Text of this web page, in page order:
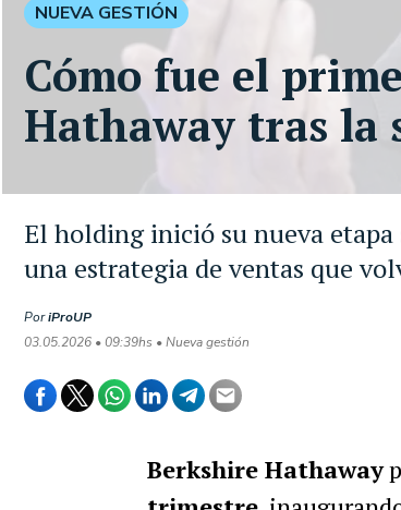
El holding inició su nueva
una estrategia de ventas que
PoriProUP
03.05.2026 • 09:39hs • Nueva gestión
NUEVA GESTIÓN
Cómo fue el
Hathaway tras la
Berkshire Hathaway